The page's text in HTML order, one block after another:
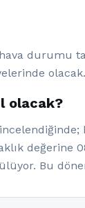
durumu
olacak.
olacak?
Bu